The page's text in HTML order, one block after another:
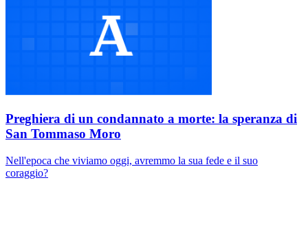
Preghiera di un condannato a morte: la speranza di
San Tommaso Moro
Nell'epoca che viviamo oggi, avremmo la sua fede e il suo
coraggio?